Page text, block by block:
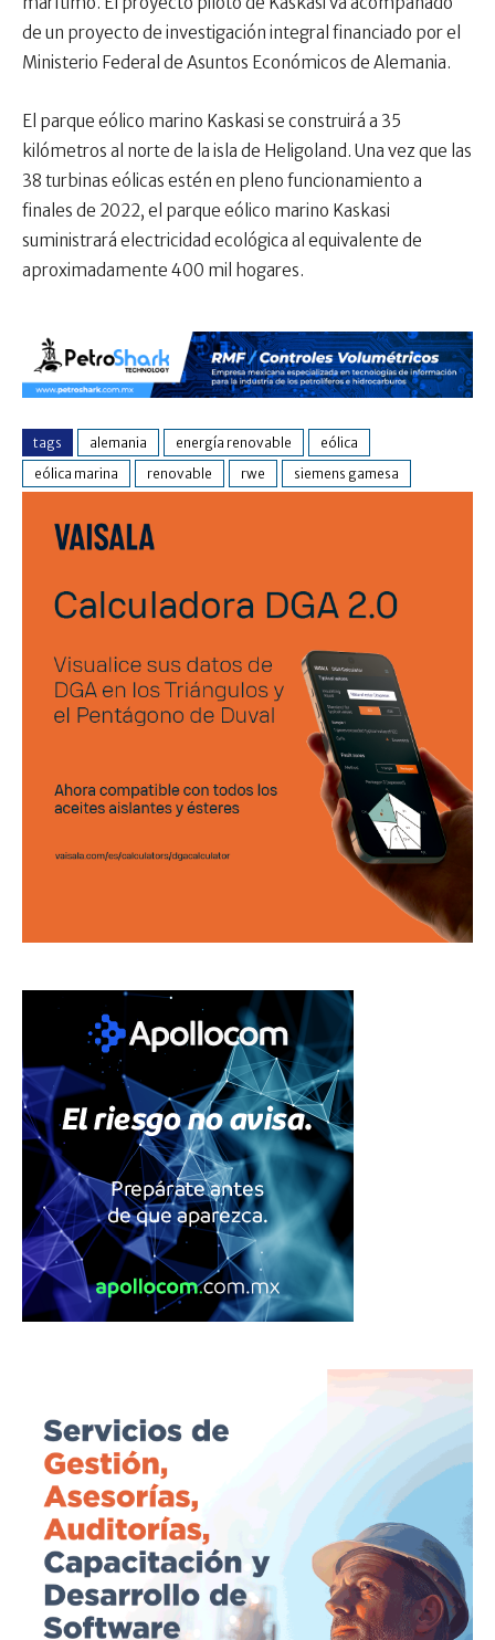
de un proyecto de investigación integral financiado por el
Ministerio Federal de Asuntos Económicos de Alemania.
El parque eólico marino Kaskasi se construirá a 35
kilómetros al norte de la isla de Heligoland. Una vez que las
38 turbinas eólicas estén en pleno funcionamiento a
finales de 2022, el parque eólico marino Kaskasi
suministrará electricidad ecológica al equivalente de
aproximadamente 400 mil hogares.
tags alemania energía renovable
eólica
eólica marina
renovable rwe siemens gamesa